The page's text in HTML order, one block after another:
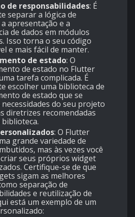
de responsabilidades: É
separar a lógica de
apresentação e a
de dados em módulos
Isso torna o seu código
e mais fácil de manter.
de estado: O
de estado no Flutter
tarefa complicada. É
escolher uma biblioteca de
de estado que se
do seu projeto
diretrizes recomendadas
: O Flutter
grande variedade de
mas às vezes você
seus próprios widget
Certifique-se de que
sigam as melhores
separação de
e reutilização de
está um exemplo de um